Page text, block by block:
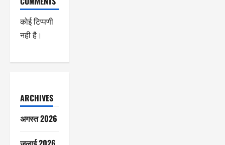
कोई टिप्पणी
नही है।
ARCHIVES
अगस्त 2026